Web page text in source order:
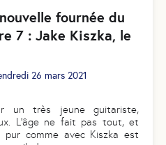
fournée du
7 : Jake Kiszka, le
26 mars 2021
un très jeune guitariste,
L’âge ne fait pas tout, et
comme avec Kiszka est